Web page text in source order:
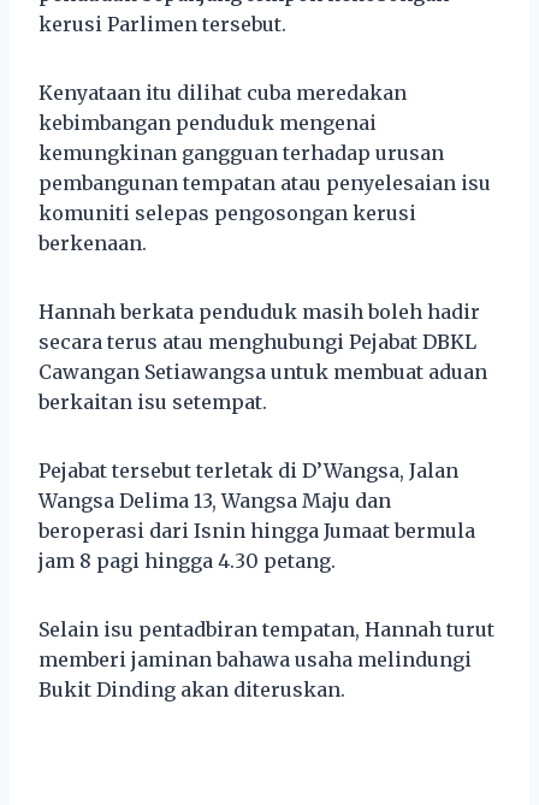
kerusi Parlimen tersebut.
Kenyataan itu dilihat cuba meredakan
kebimbangan penduduk mengenai
kemungkinan gangguan terhadap urusan
pembangunan tempatan atau penyelesaian isu
komuniti selepas pengosongan kerusi
berkenaan.
Hannah berkata penduduk masih boleh hadir
secara terus atau menghubungi Pejabat DBKL
Cawangan Setiawangsa untuk membuat aduan
berkaitan isu setempat.
Pejabat tersebut terletak di D’Wangsa, Jalan
Wangsa Delima 13, Wangsa Maju dan
beroperasi dari Isnin hingga Jumaat bermula
jam 8 pagi hingga 4.30 petang.
Selain isu pentadbiran tempatan, Hannah turut
memberi jaminan bahawa usaha melindungi
Bukit Dinding akan diteruskan.